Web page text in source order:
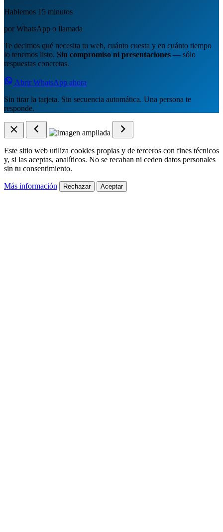
Hablemos 15 minutos
por WhatsApp o llamada
Te decimos qué necesita tu web, cuánto cuesta y en cuánto tiempo
lo tenemos listo. Sin compromiso ni presentaciones — sólo
respuestas concretas.
Abrir WhatsApp ahora
Sin tirar la tarjeta. Sin secuencia automática. Una persona te
responde.
Este sitio web utiliza cookies propias y de terceros con fines técnicos
y, si las aceptas, analíticos. No se recaban ni ceden datos personales
sin tu consentimiento.
Más información Rechazar Aceptar